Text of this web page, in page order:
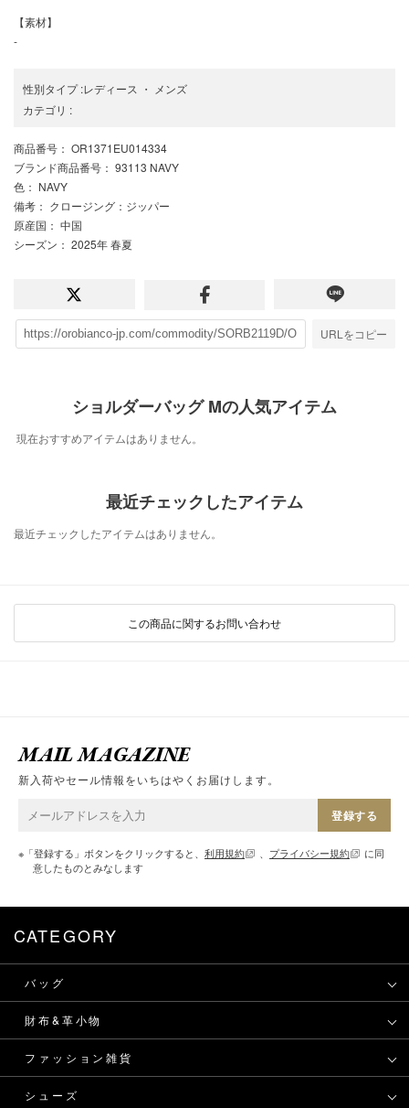
【素材】
-
性別タイプ:レディース ・
メンズ
カテゴリ :
商品番号 ： OR1371EU014334
ブランド商品番号 ： 93113 NAVY
色 ： NAVY
備考 ： クロージング：ジッパー
原産国 ： 中国
シーズン ： 2025年 春夏
URLをコピー
ショルダーバッグ Mの人気アイテム
現在おすすめアイテムはありません。
最近チェックしたアイテム
最近チェックしたアイテムはありません。
この商品に関するお問い合わせ
MAIL MAGAZINE
新入荷やセール情報をいちはやくお届けします。
登録する
※「登録する」ボタンをクリックすると、 利用規約 、 プライバシー規約
に同
意したものとみなします
CATEGORY
バッグ
財布&革小物
ファッション雑貨
シューズ